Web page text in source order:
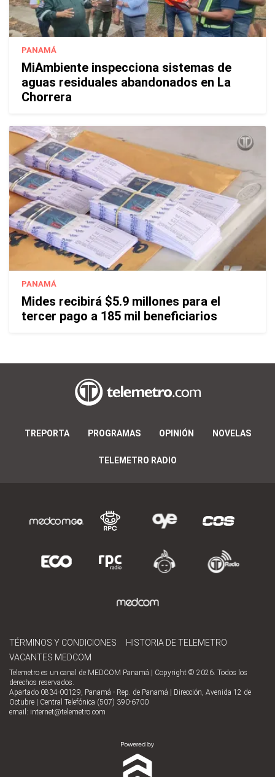
PANAMÁ
MiAmbiente inspecciona sistemas de
aguas residuales abandonados en La
Chorrera
PANAMÁ
Mides recibirá $5.9 millones para el
tercer pago a 185 mil beneficiarios
TREPORTA PROGRAMAS OPINIÓN NOVELAS
TELEMETRO RADIO
TÉRMINOS Y CONDICIONES
HISTORIA DE TELEMETRO
VACANTES MEDCOM
Telemetro es un canal de MEDCOM Panamá | Copyright © 2026. Todos los
derechos reservados.
Apartado 0834-00129, Panamá - Rep. de Panamá | Dirección, Avenida 12 de
Octubre | Central Telefónica (507) 390-6700
email: internet@telemetro.com